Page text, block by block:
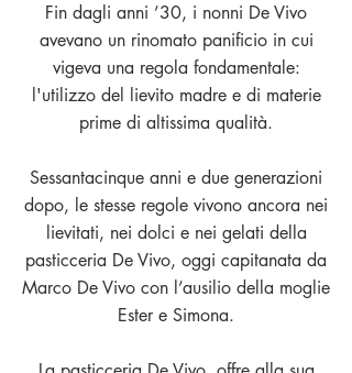
Fin dagli anni ’30, i nonni De Vivo
avevano un rinomato panificio in cui
vigeva una regola fondamentale:
l'utilizzo del lievito madre e di materie
prime di altissima qualità.
Sessantacinque anni e due generazioni
dopo, le stesse regole vivono ancora nei
lievitati, nei dolci e nei gelati della
pasticceria De Vivo, oggi capitanata da
Marco De Vivo con l’ausilio della moglie
Ester e Simona.